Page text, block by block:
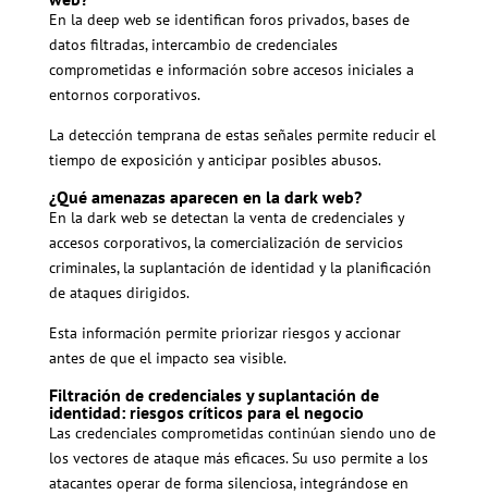
En la deep web se identifican foros privados, bases de
datos filtradas, intercambio de credenciales
comprometidas e información sobre accesos iniciales a
entornos corporativos.
La detección temprana de estas señales permite reducir el
tiempo de exposición y anticipar posibles abusos.
¿Qué amenazas aparecen en la dark web?
En la dark web se detectan la venta de credenciales y
accesos corporativos, la comercialización de servicios
criminales, la suplantación de identidad y la planificación
de ataques dirigidos.
Esta información permite priorizar riesgos y accionar
antes de que el impacto sea visible.
Filtración de credenciales y suplantación de
identidad: riesgos críticos para el negocio
Las credenciales comprometidas continúan siendo uno de
los vectores de ataque más eficaces. Su uso permite a los
atacantes operar de forma silenciosa, integrándose en